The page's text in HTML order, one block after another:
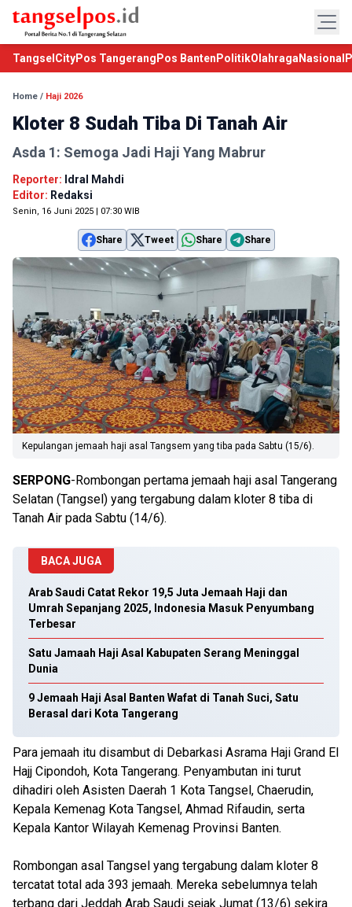
TangselCityPos Tangerang Pos Banten PolitikOlahraga Nasional
Home / Haji 2026
Kloter 8 Sudah Tiba Di Tanah Air
Asda 1: Semoga Jadi Haji Yang Mabrur
Reporter: Idral Mahdi
Editor: Redaksi
Senin, 16 Juni 2025 | 07:30 WIB
Share Tweet Share Share
Kepulangan jemaah haji asal Tangsem yang tiba pada Sabtu (15/6).
SERPONG-Rombongan pertama jemaah haji asal Tangerang
Selatan (Tangsel) yang tergabung dalam kloter 8 tiba di
Tanah Air pada Sabtu (14/6).
BACA JUGA
Arab Saudi Catat Rekor 19,5 Juta Jemaah Haji dan
Umrah Sepanjang 2025, Indonesia Masuk Penyumbang
Terbesar
Satu Jamaah Haji Asal Kabupaten Serang Meninggal
Dunia
9 Jemaah Haji Asal Banten Wafat di Tanah Suci, Satu
Berasal dari Kota Tangerang
Para jemaah itu disambut di Debarkasi Asrama Haji Grand El
Hajj Cipondoh, Kota Tangerang. Penyambutan ini turut
dihadiri oleh Asisten Daerah 1 Kota Tangsel, Chaerudin,
Kepala Kemenag Kota Tangsel, Ahmad Rifaudin, serta
Kepala Kantor Wilayah Kemenag Provinsi Banten.
Rombongan asal Tangsel yang tergabung dalam kloter 8
tercatat total ada 393 jemaah. Mereka sebelumnya telah
terbang dari Jeddah Arab Saudi sejak Jumat (13/6) sekira